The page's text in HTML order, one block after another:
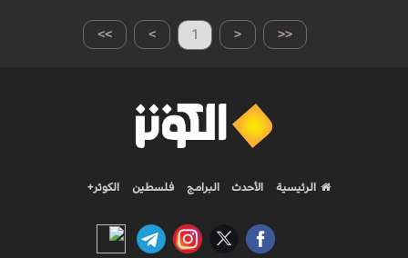
>> > 1 < <<
الرئيسية الأحدث البرامج فلسطين الكوثر+